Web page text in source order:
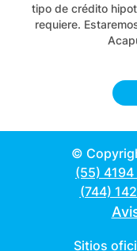
tipo de crédito
requiere.
©
(55)
(744)
Sitios